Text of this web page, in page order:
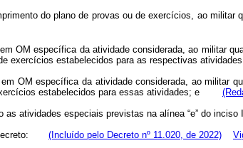
do plano de provas ou de exercícios, ao militar
OM específica da atividade considerada, ao militar
exercícios estabelecidos para as respectivas atividades.
OM específica da atividade considerada, ao militar
estabelecidos para essas atividades; e
as atividades especiais previstas na alínea “e” do
Decreto: (Incluído pelo Decreto nº 11.020, de 2022)